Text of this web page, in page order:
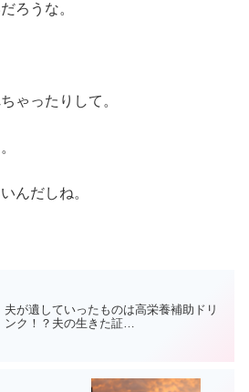
ろうな。
ゃったりして。
んだしね。
夫が遺していったものは高栄養補助ドリ
ンク！？夫の生きた証…